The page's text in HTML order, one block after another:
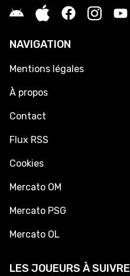
NAVIGATION
Mentions légales
À propos
Contact
Flux RSS
Cookies
Mercato OM
Mercato PSG
Mercato OL
LES JOUEURS À SUIVRE